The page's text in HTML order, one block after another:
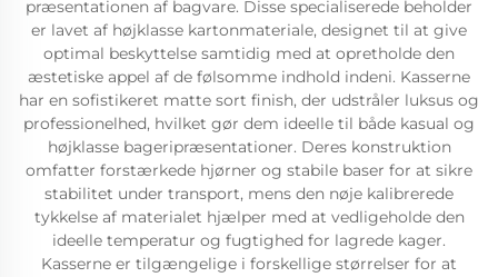
præsentationen af bagvare. Disse specialiserede beholder
er lavet af højklasse kartonmateriale, designet til at give
optimal beskyttelse samtidig med at opretholde den
æstetiske appel af de følsomme indhold indeni. Kasserne
har en sofistikeret matte sort finish, der udstråler luksus og
professionelhed, hvilket gør dem ideelle til både kasual og
højklasse bageripræsentationer. Deres konstruktion
omfatter forstærkede hjørner og stabile baser for at sikre
stabilitet under transport, mens den nøje kalibrerede
tykkelse af materialet hjælper med at vedligeholde den
ideelle temperatur og fugtighed for lagrede kager.
Kasserne er tilgængelige i forskellige størrelser for at